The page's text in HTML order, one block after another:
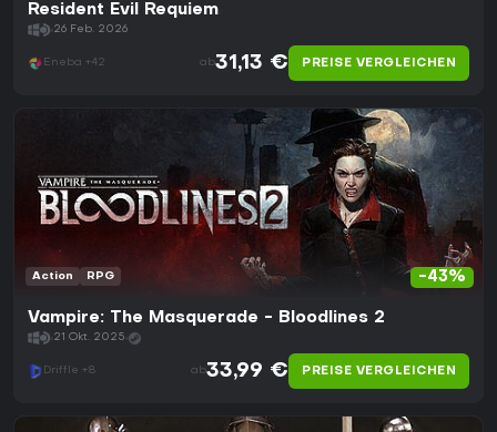
Resident Evil Requiem
26 Feb. 2026
Eneba +42 ab31,13 € PREISE VERGLEICHEN
-43%
Action RPG
Vampire: The Masquerade - Bloodlines 2
21 Okt. 2025
Driffle +8 ab33,99 € PREISE VERGLEICHEN